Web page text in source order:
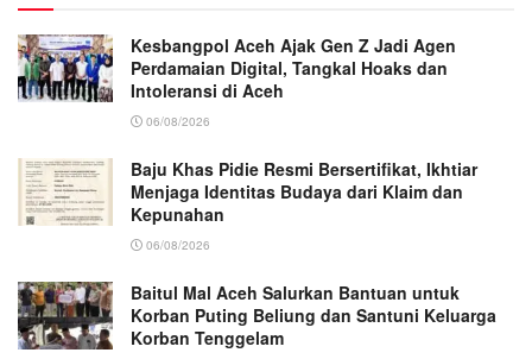
Kesbangpol Aceh Ajak Gen Z Jadi Agen
Perdamaian Digital, Tangkal Hoaks dan
Intoleransi di Aceh
06/08/2026
Baju Khas Pidie Resmi Bersertifikat, Ikhtiar
Menjaga Identitas Budaya dari Klaim dan
Kepunahan
06/08/2026
Baitul Mal Aceh Salurkan Bantuan untuk
Korban Puting Beliung dan Santuni Keluarga
Korban Tenggelam